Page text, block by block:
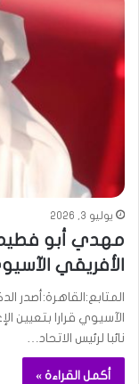
يوليو 3, 2026
مهدي أبو فطيم
الأفريقي
المتابع:القاهرة:أصدر
الآسيوي قرارا
نائبا لرئيس الاتحاد…
أكمل القراءة »